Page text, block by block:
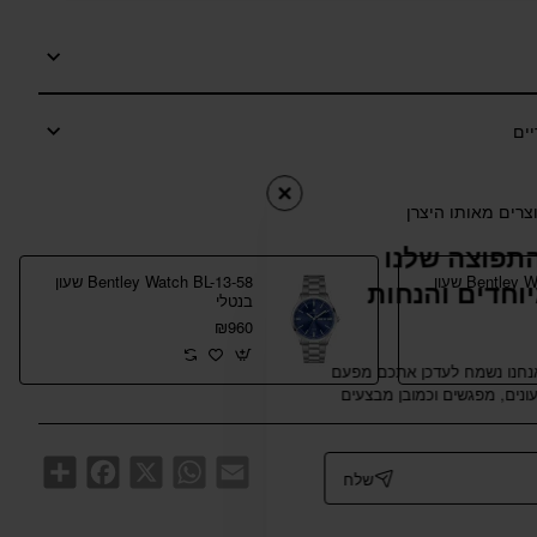
שלנו
והנחות
נשמח לעדכן אתכם מפעם
מפגשים וכמובן מבצעים
שלח
מאותו היצרן
Bentley Watch BL-13-47 שעון
Bentley Watch BL-13-58 שעון
בנטלי
₪960
ShareFacebook